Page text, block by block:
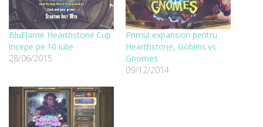
BluFlame Hearthstone Cup
începe pe 10 iulie
28/06/2015
Primul expansion pentru
Hearthstone, Goblins vs
Gnomes
09/12/2014